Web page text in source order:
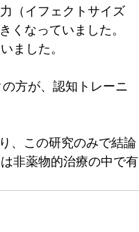
（イフェクトサイズ
くなっていました。
ました。
方が、認知トレーニ
、この研究のみで結論
非薬物的治療の中で有